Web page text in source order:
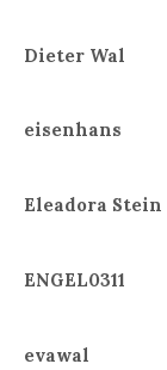
Dieter Wal
eisenhans
Eleadora Stein
ENGEL0311
evawal